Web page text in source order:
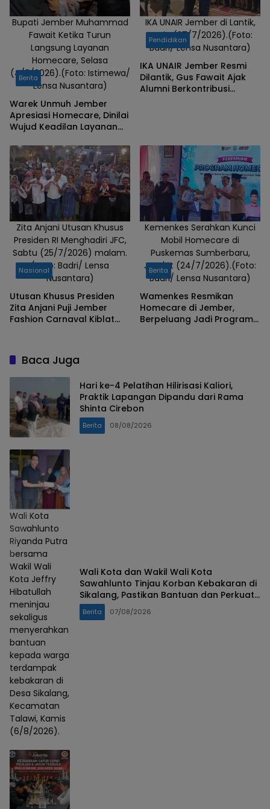
Bupati Jember Muhammad
Fawait Ketika Turun
Langsung Layanan
Homecare, Selasa
(4/8/2026).(Foto: Istimewa/
Lensa Nusantara)
Berita
Warek Unmuh Jember
Apresiasi Homecare, Dinilai
Wujud Keadilan Layanan
IKA UNAIR Jember di Lantik,
Senin (27/7/2026).(Foto:
Badri/ Lensa Nusantara)
Pendidikan
IKA UNAIR Jember Resmi
Dilantik, Gus Fawait Ajak
Alumni Berkontribusi
Zita Anjani Utusan Khusus
Presiden RI Menghadiri JFC,
Sabtu (25/7/2026) malam.
(Foto: Badri/ Lensa
Nusantara)
Nasional
Utusan Khusus Presiden
Zita Anjani Puji Jember
Fashion Carnaval Kiblat
Kemenkes Serahkan Kunci
Mobil Homecare di
Puskemas Sumberbaru,
Jum'at (24/7/2026).(Foto:
Badri/ Lensa Nusantara)
Berita
Wamenkes Resmikan
Homecare di Jember,
Berpeluang Jadi Program
Baca Juga
Hari ke-4 Pelatihan Hilirisasi Kaliori,
Praktik Lapangan Dipandu dari Rama
Shinta Cirebon
Berita 08/08/2026
Wali Kota
Sawahlunto
Riyanda Putra
bersama
Wakil Wali
Kota Jeffry
Hibatullah
meninjau
sekaligus
menyerahkan
bantuan
kepada warga
terdampak
kebakaran di
Desa Sikalang,
Kecamatan
Talawi, Kamis
(6/8/2026).
Wali Kota dan Wakil Wali Kota
Sawahlunto Tinjau Korban Kebakaran di
Sikalang, Pastikan Bantuan dan Perkuat
Mitigasi Bencana
Berita 07/08/2026